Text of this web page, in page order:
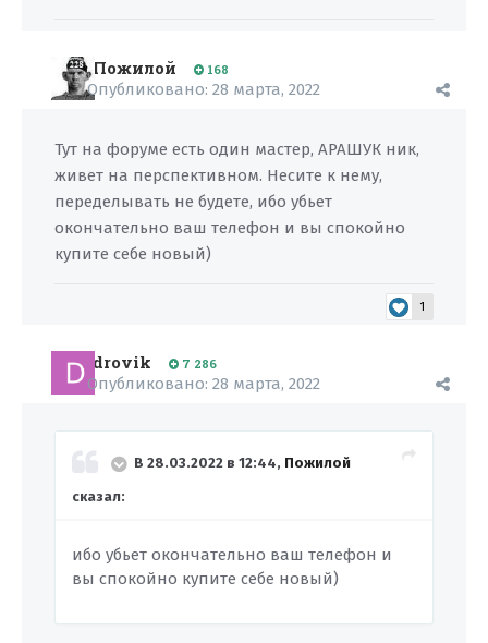
Пожилой 168
Опубликовано: 28 марта, 2022
Тут на форуме есть один мастер, АРАШУК ник,
живет на перспективном. Несите к нему,
переделывать не будете, ибо убьет
окончательно ваш телефон и вы спокойно
купите себе новый)
1
drovik 7 286
Опубликовано: 28 марта, 2022
В 28.03.2022 в 12:44, Пожилой
сказал:
ибо убьет окончательно ваш телефон и
вы спокойно купите себе новый)